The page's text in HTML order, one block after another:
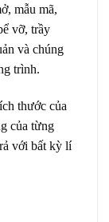
mẫu mã,
vỡ, trầy
và chúng
trình.
thước của
của từng
với bất kỳ lí